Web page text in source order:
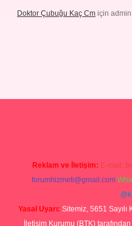
Doktor Çubuğu Kaç Cm için admin
Reklam ve İletişim: E-mail:
forumhizmeti@gmail.com
Yasal Uyarı: Sitemiz, 5651
İletişim Kurumu (BTK)